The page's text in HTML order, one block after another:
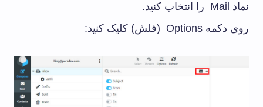
نماد Mail را انتخاب کنید.
روی دکمه Options (فلش) کلیک کنید: